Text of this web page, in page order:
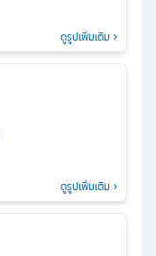
ดูรูปเพิ่มเติม
ดูรูปเพิ่มเติม